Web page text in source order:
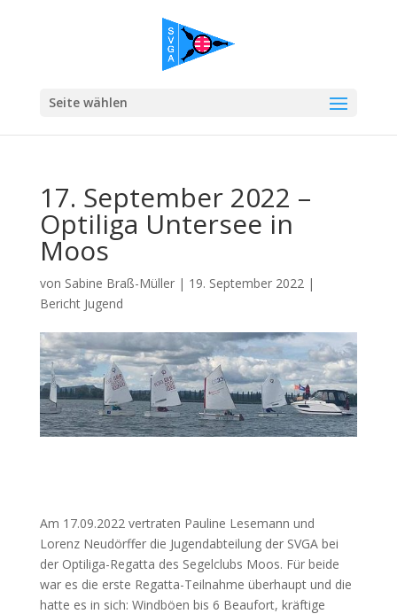
Seite wählen
17. September 2022 –
Optiliga Untersee in
Moos
von Sabine Braß-Müller| 19. September 2022|
Bericht Jugend
Am 17.09.2022 vertraten Pauline Lesemann und
Lorenz Neudörffer die Jugendabteilung der SVGA bei
der Optiliga-Regatta des Segelclubs Moos. Für beide
war es die erste Regatta-Teilnahme überhaupt und die
hatte es in sich: Windböen bis 6 Beaufort, kräftige